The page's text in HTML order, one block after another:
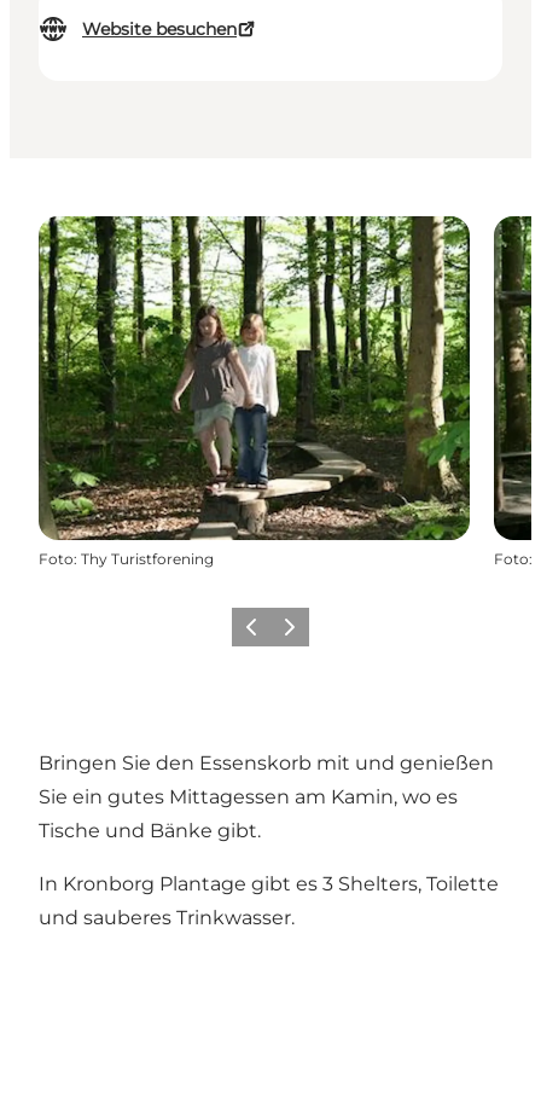
Website besuchen
Foto: Thy Turistforening Foto:
ZurückWeiter
Bringen Sie den Essenskorb mit und genießen
Sie ein gutes Mittagessen am Kamin, wo es
Tische und Bänke gibt.
In Kronborg Plantage gibt es 3 Shelters, Toilette
und sauberes Trinkwasser.